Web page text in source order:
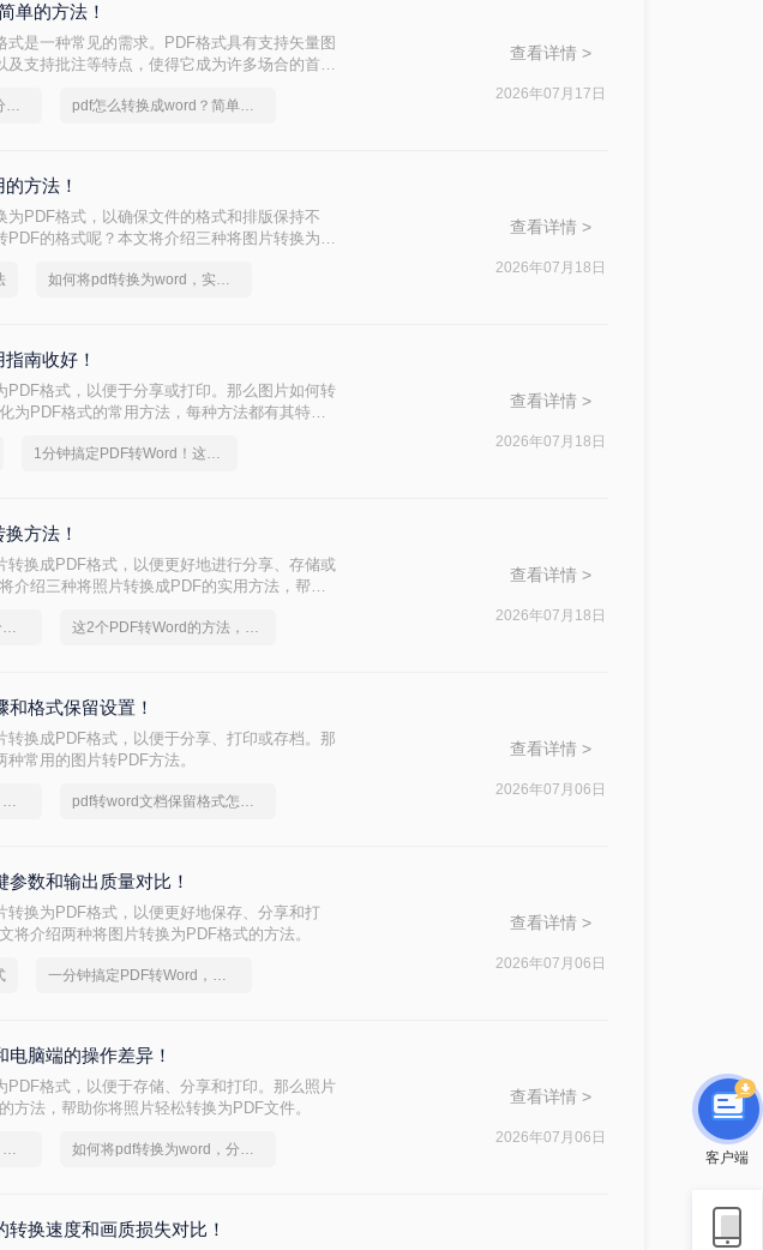
单的方法！
是一种常见的需求。PDF格式具有支持矢量图
支持批注等特点，使得它成为许多场合的首选
如何将pdf转换为word，分享一种简单的方法 pdf怎么转换成word？简单易学的方法
查看详情 >
2026年07月17日
方法！
PDF格式，以确保文件的格式和排版保持不
的格式呢？本文将介绍三种将图片转换为
如何将pdf转换为word，实用的方法来了
查看详情 >
2026年07月18日
南收好！
格式，以便于分享或打印。那么图片如何转
为PDF格式的常用方法，每种方法都有其特点
1分钟搞定PDF转Word！这2个方法，一定要收好！
查看详情 >
2026年07月18日
方法！
换成PDF格式，以便更好地进行分享、存储或
介绍三种将照片转换成PDF的实用方法，帮助
PDF怎么转Word，用这个方法试试 这2个PDF转Word的方法，高效率转换，排版不乱码！
查看详情 >
2026年07月18日
格式保留设置！
换成PDF格式，以便于分享、打印或存档。那
常用的图片转PDF方法。
一分钟搞定PDF转Word，这2种简单方法，任意选择 pdf转word文档保留格式怎么操作
查看详情 >
2026年07月06日
数和输出质量对比！
换为PDF格式，以便更好地保存、分享和打
将介绍两种将图片转换为PDF格式的方法。
一分钟搞定PDF转Word，这2种简单方法，任意选择
查看详情 >
2026年07月06日
脑端的操作差异！
格式，以便于存储、分享和打印。那么照片
法，帮助你将照片轻松转换为PDF文件。
一分钟搞定PDF转Word，这2种简单方法，任意选择 如何将pdf转换为word，分享一种简单的方法
查看详情 >
2026年07月06日
换速度和画质损失对比！
客户端